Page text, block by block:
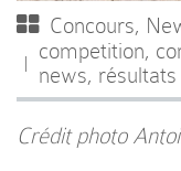
Concours,
competition,
news, résultats
Crédit photo